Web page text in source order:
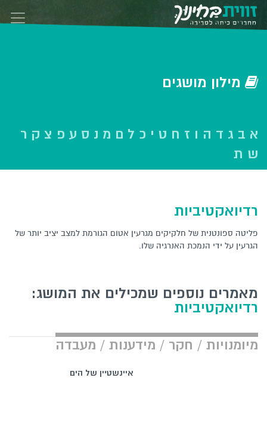
Skip to content
‫‫מילון‬ מושגים‬
א ב ג ד ה ו ז ח ט י כ ל ם מ נ ס ע פ צ ק ר
ש ת
רדיואקטיביות
פליטה ספונטנית של חלקיקים מגרעין אטום הגורמת למצב יציב יותר של
הגרעין על ידי הנמכת האנרגיה שלו.
מאמרים נוספים שמכילים את המושג:
רדיואקטיביות
מיומנויות / חקר / מידענות / מעבדה
איינשטיין של הים